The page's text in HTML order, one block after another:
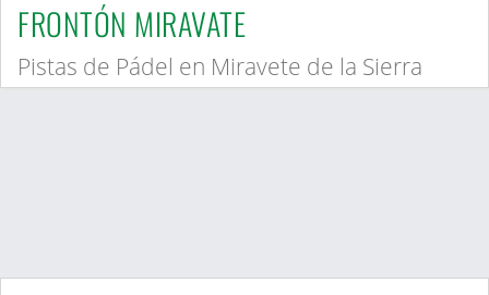
FRONTÓN MIRAVATE
Pistas de Pádel en Miravete de la Sierra